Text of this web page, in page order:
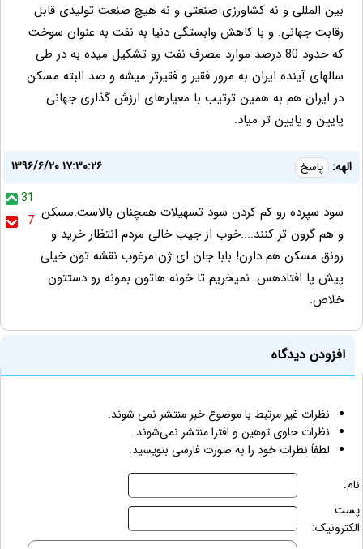
بین المللی و نه کشاورزی صنعتی و نه هیچ صنعت تولیدی قابل
رقابت جهانی. و با کاهش وابستگی دنیا به نفت به عنوان سوخت
که حدود 80 درصد موارد مصرف نفت رو تشکیل میده به در طی
سالهای آینده ایران به مرور فقیر و فقیرتر میشه و صد البته مسکن
در ایران هم به همین ترتیب با معیارهای ارزش گذاری جهانی
پایین و پایین تر میاد.
الهه: پاسخ
۱۳۹۶/۶/۲۰ ۱۷:۳۰:۲۶
31
7 سود سپرده رو کم کردن سود تسهیلات همچنان بالاست.مسکن
و هم گرون تر کنند....خوب از جیب خالی مردم انتظار خرید و
رونق مسکن هم دارن! بابا جان ای ژن مرغوب نقشه تون خیلی
پیش پا افتادهس. نمیخریم تا خونه هاتون بمونه رو دستتون.
خلاص.
افزودن دیدگاه
نظرات غیر مرتبط با موضوع خبر منتشر نمی شوند.
نظرات حاوی توهین و افترا منتشر نمی‌شوند.
لطفاً نظرات خود را به صورت فارسی بنویسید.
نام:
پست
الکترونیک: